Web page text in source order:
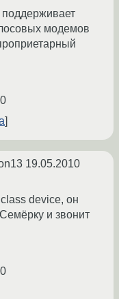
модемов
19.05.2010
device, он
и звонит